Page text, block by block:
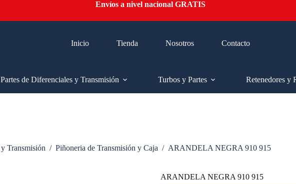
Envíos a nivel nacional GRATIS
Inicio Tienda Nosotros Contacto
Partes de Diferenciales y Transmisión Turbos y Partes Retenedores y
Transmisión / Piñoneria de Transmisión y Caja / ARANDELA NEGRA 910 915
ARANDELA NEGRA 910 915